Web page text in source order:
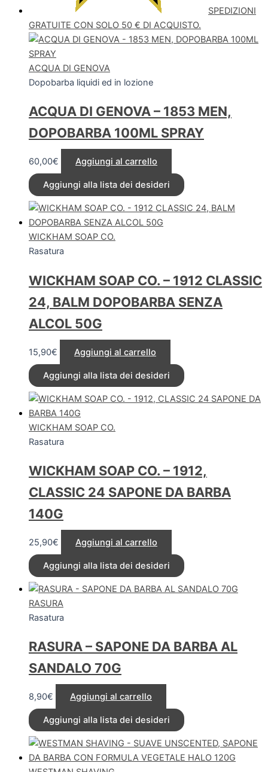
SPEDIZIONI
GRATUITE CON SOLO 50 € DI ACQUISTO.
ACQUA DI GENOVA
Dopobarba liquidi ed in lozione
ACQUA DI GENOVA – 1853 MEN,
DOPOBARBA 100ML SPRAY
60,00€ Aggiungi al carrello
Aggiungi alla lista dei desideri
WICKHAM SOAP CO.
Rasatura
WICKHAM SOAP CO. – 1912 CLASSIC
24, BALM DOPOBARBA SENZA
ALCOL 50G
15,90€ Aggiungi al carrello
Aggiungi alla lista dei desideri
WICKHAM SOAP CO.
Rasatura
WICKHAM SOAP CO. – 1912,
CLASSIC 24 SAPONE DA BARBA
140G
25,90€ Aggiungi al carrello
Aggiungi alla lista dei desideri
RASURA
Rasatura
RASURA – SAPONE DA BARBA AL
SANDALO 70G
8,90€ Aggiungi al carrello
Aggiungi alla lista dei desideri